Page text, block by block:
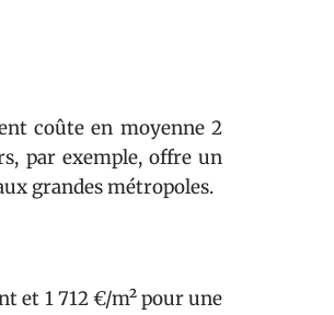
coûte en moyenne 2
par exemple, offre un
grandes métropoles.
et 1 712 €/m² pour une